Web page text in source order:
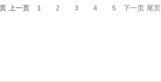
上一页 1 2 3 4 5 下一页 尾页